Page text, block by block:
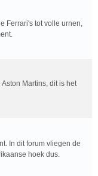
Ferrari's tot volle urnen,
Martins, dit is het
In dit forum vliegen de
hoek dus.